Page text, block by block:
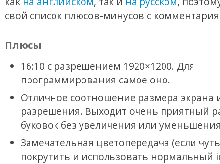
свой список плюсов-минусов с
Плюсы
16:10 с разрешением 1920×1200. Для
программирования самое оно.
Отличное соотношение размера экрана
разрешения. Выходит очень приятный
буковок без увеличения или
Замечательная цветопередача (если чуть
покрутить и использовать нормальный